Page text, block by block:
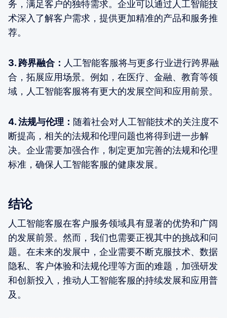
务，满足客户的独特需求。企业可以通过人工智能技
术深入了解客户需求，提供更加精准的产品和服务推
荐。
3. 跨界融合： 人工智能客服将与更多行业进行跨界融
合，拓展应用场景。例如，在医疗、金融、教育等领
域，人工智能客服将有更大的发展空间和应用前景。
4. 法规与伦理： 随着社会对人工智能技术的关注度不
断提高，相关的法规和伦理问题也将得到进一步解
决。企业需要加强合作，制定更加完善的法规和伦理
标准，确保人工智能客服的健康发展。
结论
人工智能客服在客户服务领域具有显著的优势和广阔
的发展前景。然而，我们也需要正视其中的挑战和问
题。在未来的发展中，企业需要不断克服技术、数据
隐私、客户体验和法规伦理等方面的难题，加强研发
和创新投入，推动人工智能客服的持续发展和应用普
及。